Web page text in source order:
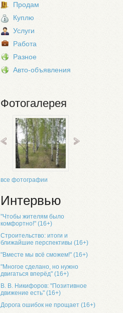
Продам
Куплю
Услуги
Работа
Разное
Авто-объявления
Фотогалерея
все фотографии
Интервью
"Чтобы жителям было
комфортно!" (16+)
Строительство: итоги и
ближайшие перспективы (16+)
"Вместе мы всё сможем!" (16+)
"Многое сделано, но нужно
двигаться вперёд" (16+)
В. В. Никифоров: "Позитивное
движение есть" (16+)
Дорога ошибок не прощает (16+)